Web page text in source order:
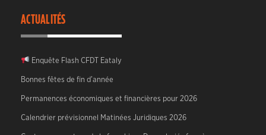
ACTUALITÉS
Enquête Flash CFDT Eataly
Bonnes fêtes de fin d’année
Permanences économiques et financières pour 2026
Calendrier prévisionnel Matinées Juridiques 2026